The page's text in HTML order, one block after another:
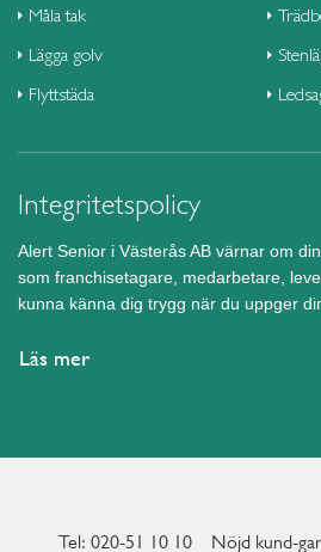
Måla tak
Lägga golv
Flyttstäda
Integritetspolicy
Alert Senior i Västerås AB värnar om
som franchisetagare, medarbetare,
kunna känna dig trygg när du uppger
Läs mer
Tel: 020-51 10 10 Nöjd kund-